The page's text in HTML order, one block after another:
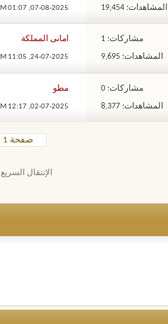
المشاهدات: 19,454 07-08-2025,
01:07 PM
مشاركات: 1
المشاهدات: 9,695
امانى المملكة
24-07-2025,
11:05 AM
مشاركات: 0
المشاهدات: 8,377
مطو
02-07-2025,
12:17 AM
صفحة 1 من 17
الإنتقال السريع